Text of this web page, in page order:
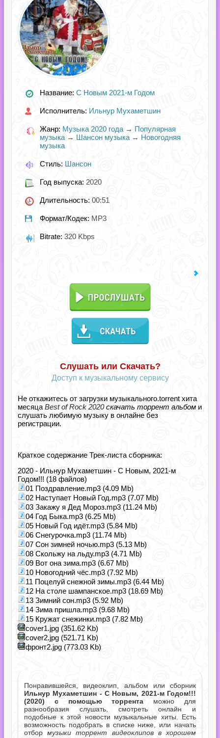
Название: С Новым 2021-м Годом
Исполнитель: Ильнур Мухаметшин
Жанр: Музыка 2020 года → Популярная
музыка → Шансон музыка → Новогодняя
музыка
Стиль: Шансон
Год выпуска: 2020
Длительность: 00:51
Формат/Кодек: MP3
Bitrate: 320 Kbps
Слушать или Скачать?
Доступ к музыкальному сервису
Не откажитесь от загрузки музыкального.torrent хита
месяца Best of Rock 2020скачать торрент альбом и
слушать любимую музыку в онлайне без
регистрации.
Краткое содержание Трек-листа сборника:
2020 - Ильнур Мухаметшин - С Новым, 2021-м
Годом!!! (18 файлов)
01 Поздравление.mp3 (4.09 Mb)
02 Наступает Новый Год.mp3 (7.07 Mb)
03 Закажу я Дед Мороз.mp3 (11.24 Mb)
04 Год Быка.mp3 (6.25 Mb)
05 Новый Год идёт.mp3 (5.84 Mb)
06 Снегурочка.mp3 (11.74 Mb)
07 Сон зимней ночью.mp3 (5.13 Mb)
08 Скольжу на льду.mp3 (4.71 Mb)
09 Вот она зима.mp3 (6.67 Mb)
10 Новогодний чёс.mp3 (7.92 Mb)
11 Поцелуй снежной зимы.mp3 (6.44 Mb)
12 На столе шампанское.mp3 (18.69 Mb)
13 Зимний сон.mp3 (5.92 Mb)
14 Зима пришла.mp3 (9.68 Mb)
15 Кружат снежинки.mp3 (7.82 Mb)
cover1.jpg (351.62 Kb)
cover2.jpg (521.71 Kb)
фронт2.jpg (773.03 Kb)
Понравившейся, видеоклип, альбом или сборник
Ильнур Мухаметшин - С Новым, 2021-м Годом!!!
(2020) с помощью торрента можно для
разнообразия слушать, смотреть онлайн и
подобные к этой новости музыкальные хиты. Есть
возможность подобрать в списке ниже, или начать
отбормузыки торрент видеоклипов в хорошем